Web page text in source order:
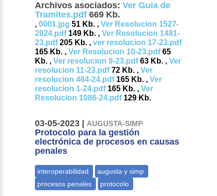
Archivos asociados: Ver Guia de
Tramites.pdf 669 Kb.
,0001.jpg 51 Kb. ,Ver Resolucion 1527-
2024.pdf149 Kb. ,Ver Resolucion 1481-
23.pdf205 Kb. ,ver resolucion 17-23.pdf
165 Kb. ,Ver Resolucion 10-23.pdf65
Kb. ,Ver resolucion 9-23.pdf63 Kb. ,Ver
resolucion 11-23.pdf72 Kb. ,Ver
resolucion 464-24.pdf165 Kb. ,Ver
resolucion 1-24.pdf165 Kb. ,Ver
Resolucion 1086-24.pdf129 Kb.
03-05-2023 |AUGUSTA-SIMP
Protocolo para la gestión
electrónica de procesos en causas
penales